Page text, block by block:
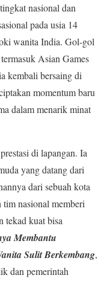
nasional dan
pada usia 14
wanita India. Gol-gol
Asian Games
kembali bersaing di
momentum baru
dalam menarik minat
di lapangan. Ia
yang datang dari
dari sebuah kota
nasional memberi
tekad kuat bisa
Membantu
Sulit Berkembang,
dan pemerintah